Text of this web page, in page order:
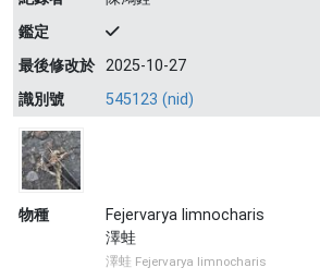
鑑定
最後修改於 2025-10-27
識別號
545123 (nid)
物種
Fejervarya limnocharis
澤蛙
澤蛙 Fejervarya limnocharis